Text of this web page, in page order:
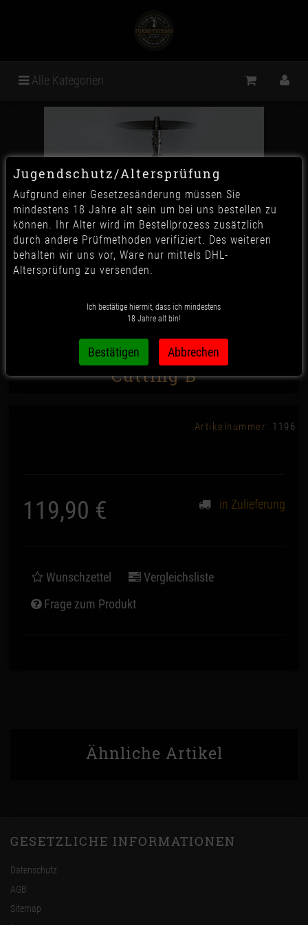
Alle Kategorien
CRT V2A Headhunter C1 -
Cutting B
Artikelnummer: 1196
119,90 € in Zulieferung
Wunschzettel
Vergleichsliste
Frage zum Produkt
Ähnliche Artikel
GESETZLICHE INFORMATIONEN
Datenschutz
AGB
Sitemap
Jugendschutz/Altersprüfung
Aufgrund einer Gesetzesänderung müssen Sie
mindestens 18 Jahre alt sein um bei uns bestellen zu
können. Ihr Alter wird im Bestellprozess zusätzlich
durch andere Prüfmethoden verifiziert. Des weiteren
behalten wir uns vor, Ware nur mittels DHL-
Altersprüfung zu versenden.
Ich bestätige hiermit, dass ich mindestens
18 Jahre alt bin!